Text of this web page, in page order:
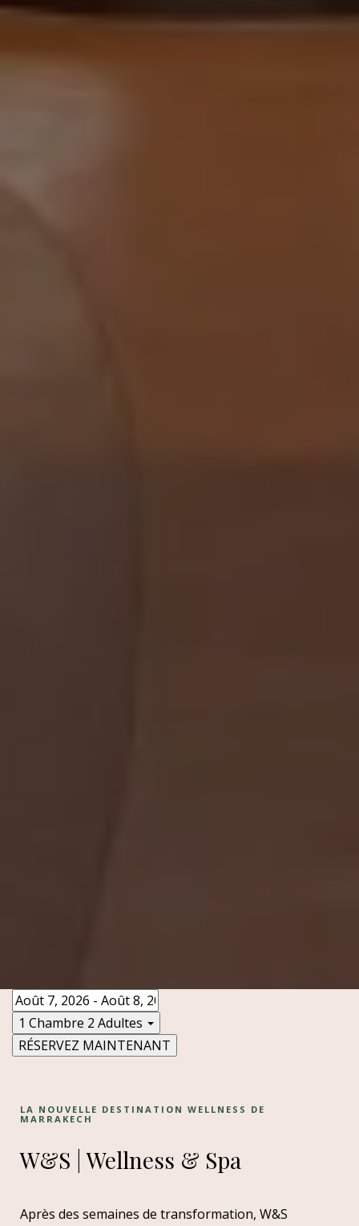
1 Chambre 2 Adultes
RÉSERVEZ MAINTENANT
LA NOUVELLE DESTINATION WELLNESS DE
MARRAKECH
W&S | Wellness & Spa
Après des semaines de transformation, W&S